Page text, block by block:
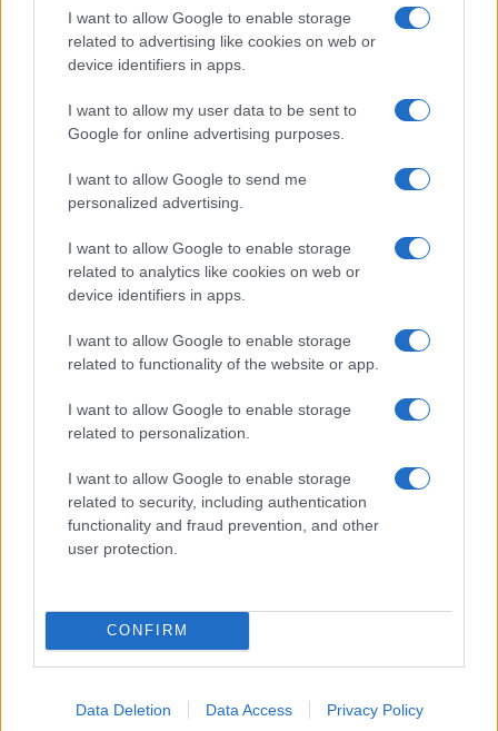
I want to allow Google to enable storage
related to advertising like cookies on web or
device identifiers in apps.
I want to allow my user data to be sent to
Google for online advertising purposes.
I want to allow Google to send me
personalized advertising.
I want to allow Google to enable storage
related to analytics like cookies on web or
device identifiers in apps.
I want to allow Google to enable storage
related to functionality of the website or app.
I want to allow Google to enable storage
related to personalization.
I want to allow Google to enable storage
related to security, including authentication
functionality and fraud prevention, and other
user protection.
CONFIRM
Data Deletion Data Access Privacy Policy
kpk ETH Yield
(KPK ETH YIELD)
$2,031.88
MEEST GELEZEN
beleggen (PRI)
Wachtwoord Martian Aptos Wallet: hier leest u hoe u het kunt
Ontdek de Voordelen van Investeren in Bitcoin en
Cryptocurrency
Begrijp de koers/winstverhouding van een aandeel
Overnachtingskosten op eToro: wat ze zijn en hoe ze te
berekenen
Investeren 24, het nieuwe portaal in de financiële wereld.